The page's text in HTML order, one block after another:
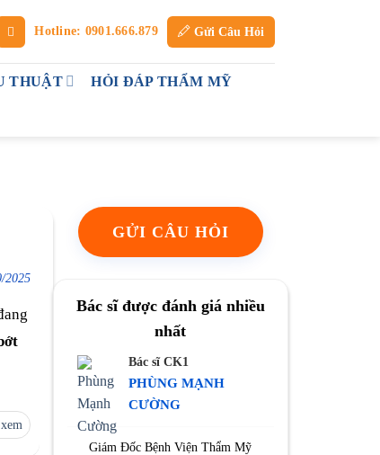
Hotline: 0901.666.879 Gửi Câu Hỏi
THUẬT HỎI ĐÁP THẨM MỸ
2025
GỬI CÂU HỎI
Bác sĩ được đánh giá nhiều
nhất
Bác sĩ CK1
PHÙNG MẠNH
CƯỜNG
Giám Đốc Bệnh Viện Thẩm Mỹ